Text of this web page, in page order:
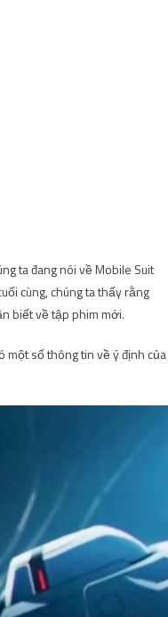
ta đang nói về Mobile Suit
cùng, chúng ta thấy rằng
biết về tập phim mới.
một số thông tin về ý định của